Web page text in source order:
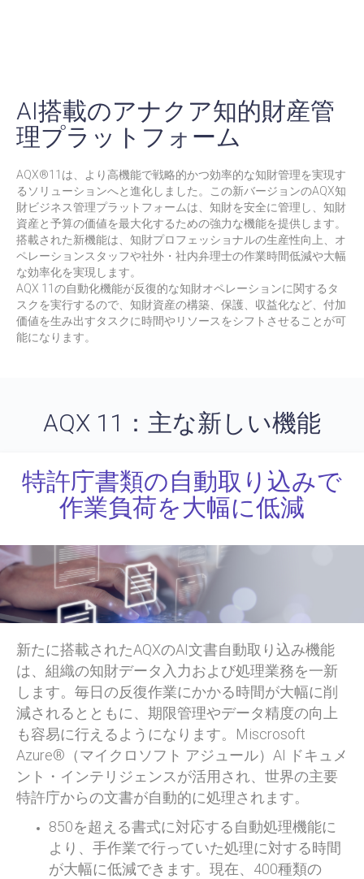
AI搭載のアナクア知的財産管
理プラットフォーム
AQX®11は、より高機能で戦略的かつ効率的な知財管理を実現す
るソリューションへと進化しました。この新バージョンのAQX知
財ビジネス管理プラットフォームは、知財を安全に管理し、知財
資産と予算の価値を最大化するための強力な機能を提供します。
搭載された新機能は、知財プロフェッショナルの生産性向上、オ
ペレーションスタッフや社外・社内弁理士の作業時間低減や大幅
な効率化を実現します。
AQX 11の自動化機能が反復的な知財オペレーションに関するタ
スクを実行するので、知財資産の構築、保護、収益化など、付加
価値を生み出すタスクに時間やリソースをシフトさせることが可
能になります。
AQX 11：主な新しい機能
特許庁書類の自動取り込みで
作業負荷を大幅に低減
新たに搭載されたAQXのAI文書自動取り込み機能
は、組織の知財データ入力および処理業務を一新
します。毎日の反復作業にかかる時間が大幅に削
減されるとともに、期限管理やデータ精度の向上
も容易に行えるようになります。Miscrosoft
Azure®（マイクロソフト アジュール）AI ドキュメ
ント・インテリジェンスが活用され、世界の主要
特許庁からの文書が自動的に処理されます。
850を超える書式に対応する自動処理機能に
より、手作業で行っていた処理に対する時間
が大幅に低減できます。現在、400種類の